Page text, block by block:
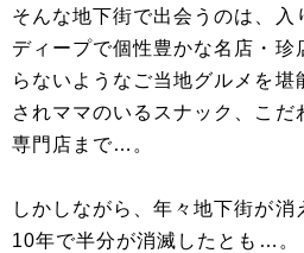
そんな地下街で出会うのは、入
ディープで個性豊かな名店・珍
らないようなご当地グルメを堪
されママのいるスナック、こだ
専門店まで…。
しかしながら、年々地下街が
10年で半分が消滅したとも…。